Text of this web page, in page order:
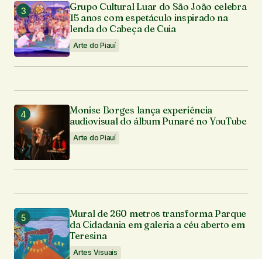
Grupo Cultural Luar do São João celebra
15 anos com espetáculo inspirado na
lenda do Cabeça de Cuia
Arte do Piauí
Monise Borges lança experiência
audiovisual do álbum Punaré no YouTube
Arte do Piauí
Mural de 260 metros transforma Parque
da Cidadania em galeria a céu aberto em
Teresina
Artes Visuais